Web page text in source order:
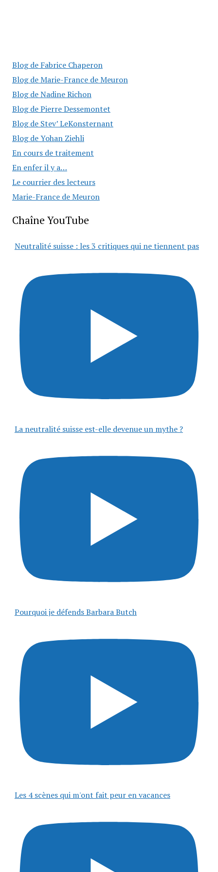
Blog de Fabrice Chaperon
Blog de Marie-France de Meuron
Blog de Nadine Richon
Blog de Pierre Dessemontet
Blog de Stev’ LeKonsternant
Blog de Yohan Ziehli
En cours de traitement
En enfer il y a…
Le courrier des lecteurs
Marie-France de Meuron
Chaîne YouTube
Neutralité suisse : les 3 critiques qui ne tiennent pas
La neutralité suisse est-elle devenue un mythe ?
Pourquoi je défends Barbara Butch
Les 4 scènes qui m'ont fait peur en vacances